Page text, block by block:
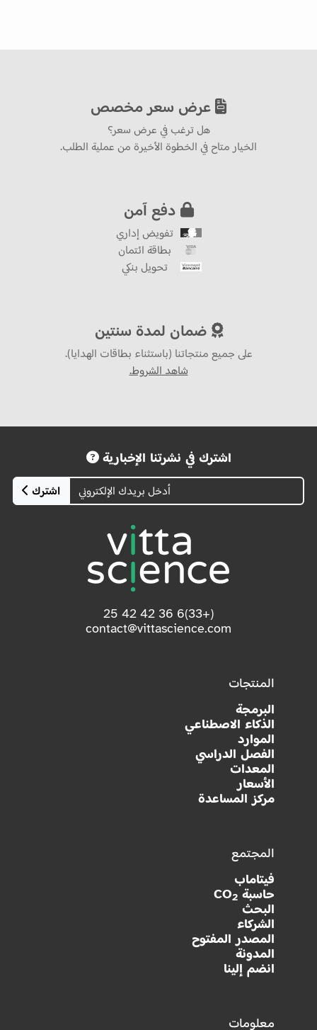
عرض سعر مخصص
هل ترغب في عرض سعر؟
الخيار متاح في الخطوة الأخيرة من عملية الطلب.
دفع آمن
تفويض إداري
بطاقة ائتمان
تحويل بنكي
ضمان لمدة سنتين
على جميع منتجاتنا (باستثناء بطاقات الهدايا).
شاهد الشروط.
اشترك في نشرتنا الإخبارية
اشترك
(+33)6 36 42 42 25
contact@vittascience.com
المنتجات
البرمجة
الذكاء الاصطناعي
الموارد
الفصل الدراسي
المعدات
الأسعار
مركز المساعدة
المجتمع
فيتاماب
حاسبة CO 2
البحث
الشركاء
المصدر المفتوح
المدونة
انضم إلينا
معلومات